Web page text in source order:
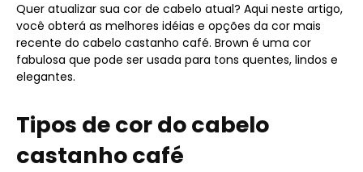
Quer atualizar sua cor de cabelo atual? Aqui neste artigo,
você obterá as melhores idéias e opções da cor mais
recente do cabelo castanho café. Brown é uma cor
fabulosa que pode ser usada para tons quentes, lindos e
elegantes.
Tipos de cor do cabelo
castanho café